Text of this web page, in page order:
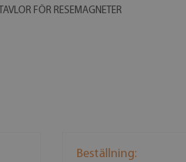
FÖR RESEMAGNETER
Beställning: